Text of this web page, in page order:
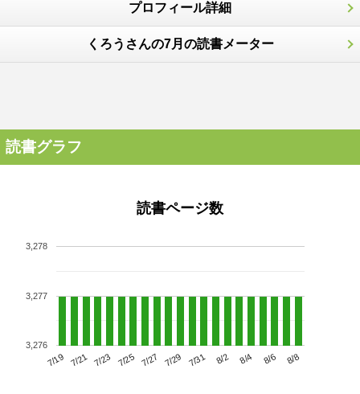
プロフィール詳細
くろうさんの7月の読書メーター
読書グラフ
読書ページ数
7/19 7/21 7/23 7/25 7/27 7/29 7/31 8/2 8/4 8/6 8/8
3,276
3,277
3,278